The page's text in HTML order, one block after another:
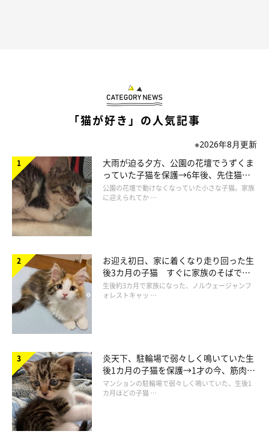
「猫が好き」の人気記事
※2026年8月更新
大雨が迫る夕方、公園の花壇でうずくま
っていた子猫を保護→6年後、先住猫
と“姉妹”のような関係に
公園の花壇で動けなくなっていた小さな子猫。家族
に迎えられてか …
お迎え初日、家に着くなり走り回った生
後3カ月の子猫 すぐに家族のそばで落
ち着く姿に「迎えてよかった」
生後約3カ月で家族になった、ノルウェージャンフ
ォレストキャッ …
炎天下、駐輪場で弱々しく鳴いていた生
後1カ月の子猫を保護→1才の今、筋肉質
でツンデレなコに成長
マンションの駐輪場で弱々しく鳴いていた、生後1
カ月ほどの子猫 …